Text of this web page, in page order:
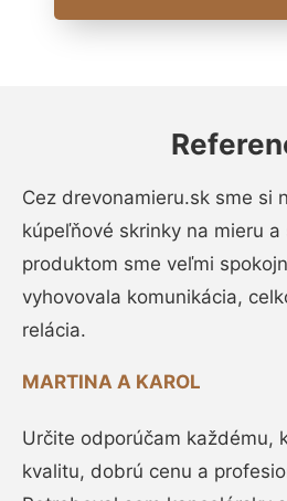
Cez drevonamieru.sk sme si
kúpeľňové skrinky na mieru a
produktom sme veľmi
vyhovovala komunikácia,
relácia.
MARTINA A KAROL
Určite odporúčam každému,
kvalitu, dobrú cenu a